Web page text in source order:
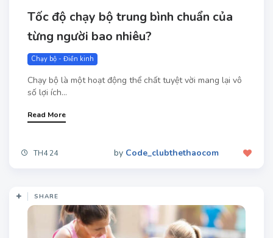
Tốc độ chạy bộ trung bình chuẩn của
từng người bao nhiêu?
Chạy bộ - Điền kinh
Chạy bộ là một hoạt động thể chất tuyệt vời mang lại vô
số lợi ích...
Read More
TH4 24 by Code_clubthethaocom
SHARE